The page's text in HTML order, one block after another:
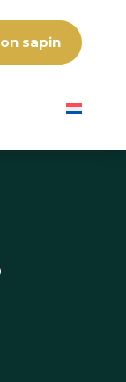
sapin